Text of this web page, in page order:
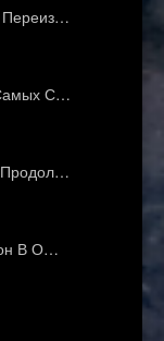
Переиз…
С…
В О…